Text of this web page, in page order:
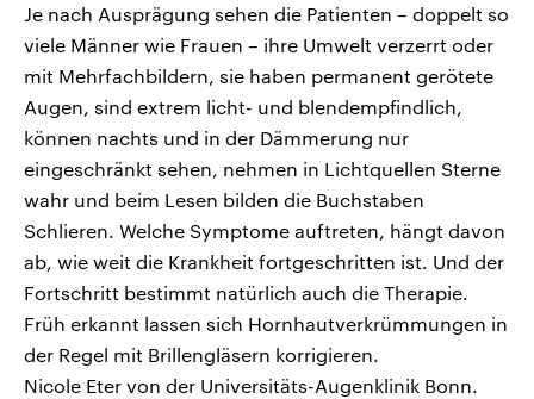
Je nach Ausprägung sehen die Patienten – doppelt so
viele Männer wie Frauen – ihre Umwelt verzerrt oder
mit Mehrfachbildern, sie haben permanent gerötete
Augen, sind extrem licht- und blendempfindlich,
können nachts und in der Dämmerung nur
eingeschränkt sehen, nehmen in Lichtquellen Sterne
wahr und beim Lesen bilden die Buchstaben
Schlieren. Welche Symptome auftreten, hängt davon
ab, wie weit die Krankheit fortgeschritten ist. Und der
Fortschritt bestimmt natürlich auch die Therapie.
Früh erkannt lassen sich Hornhautverkrümmungen in
der Regel mit Brillengläsern korrigieren.
Nicole Eter von der Universitäts-Augenklinik Bonn.